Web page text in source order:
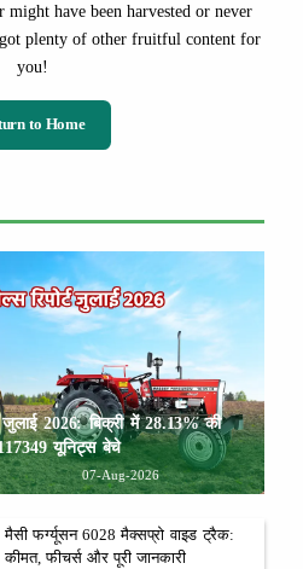
have been harvested or never
plenty of other fruitful content for
you!
to Home
जुलाई 2026: बिक्री में 28.13% की
यूनिट्स बेचे
07-Aug-2026
मैसी फर्ग्यूसन 6028 मैक्सप्रो वाइड ट्रैक:
कीमत, फीचर्स और पूरी जानकारी